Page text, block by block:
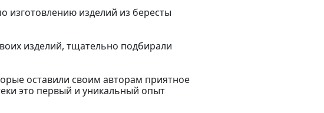
изготовлению изделий из бересты
изделий, тщательно подбирали
оставили своим авторам приятное
это первый и уникальный опыт